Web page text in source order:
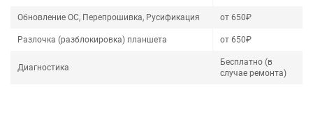
Обновление ОС, Перепрошивка, Русификация от 650₽
Разлочка (разблокировка) планшета от 650₽
Диагностика
Бесплатно (в
случае ремонта)